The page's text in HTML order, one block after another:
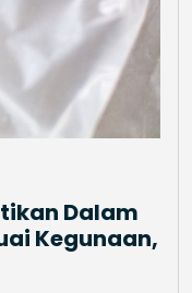
Dalam
Kegunaan,